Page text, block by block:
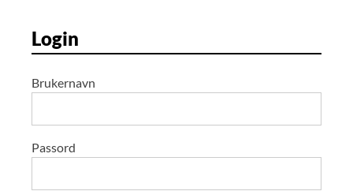
Login
Brukernavn
Passord